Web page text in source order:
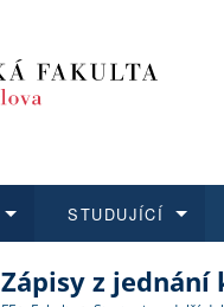
Struktura a historie
Co studovat a jak se
STUDUJÍCÍ
Bakalářské a magisterské
O vědě a výzkumu na FF
Aktuální nabídky a
Zápisy z jednání